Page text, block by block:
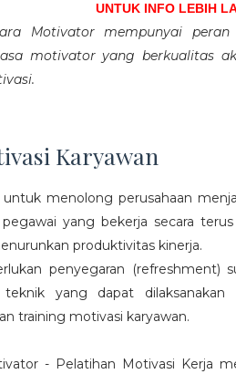
UNTUK INFO LEBIH
Motivator mempunyai
motivator yang berkualitas
Karyawan
menolong perusahaan
yang bekerja secara
produktivitas kinerja.
penyegaran (refreshment)
yang dapat
training motivasi karyawan.
- Pelatihan Motivasi Kerja